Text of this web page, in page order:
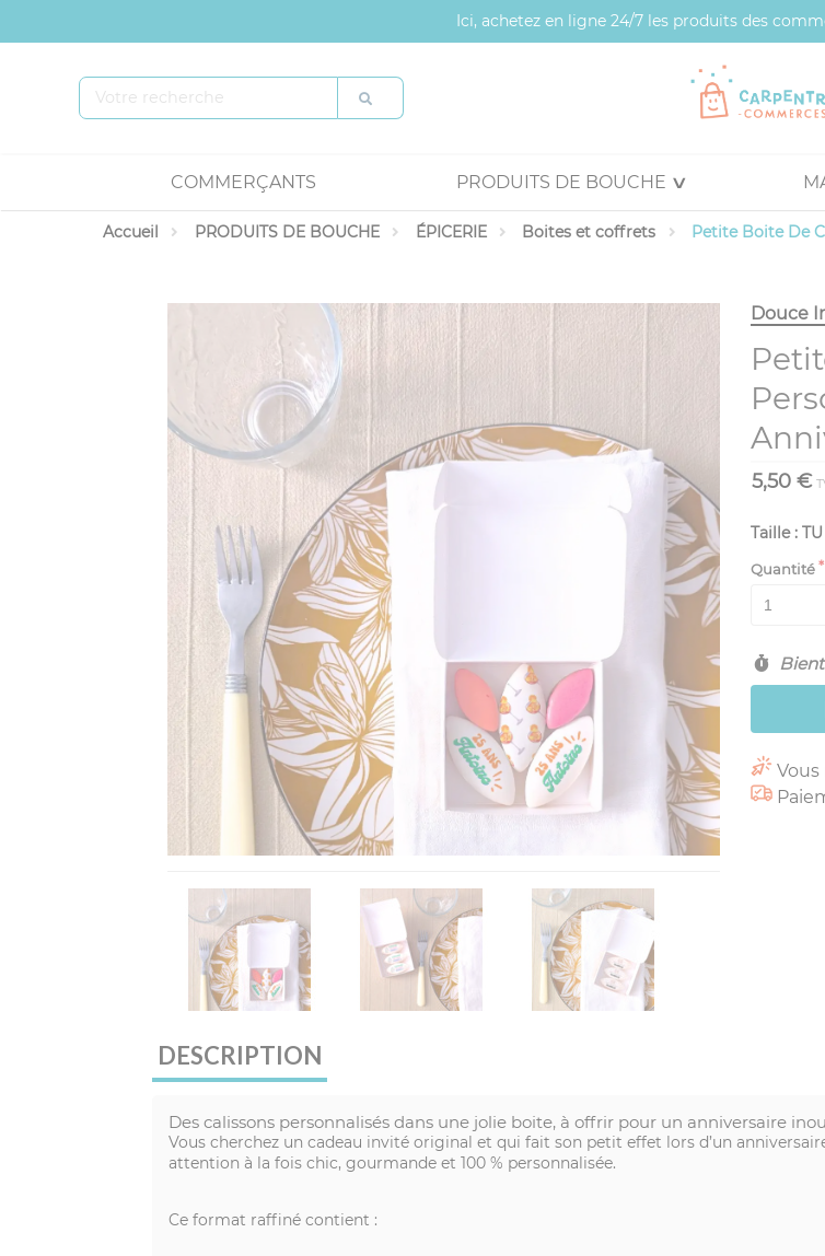
Ici, achetez en ligne 24/7 les produits des
COMMERÇANTS PRODUITS DE BOUCHE
Accueil PRODUITS DE BOUCHE ÉPICERIE Boites et coffrets Petite Boite De
Douce
5,50 €
Taille : TU
Quantité
DESCRIPTION
Des calissons personnalisés dans une jolie boite, à offrir pour un anniversaire
Vous cherchez un cadeau invité original et qui fait son petit effet lors d’un
attention à la fois chic, gourmande et 100 % personnalisée.
Ce format raffiné contient :